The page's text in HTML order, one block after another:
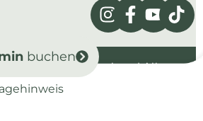
optimum – Oldenburg | Alle
|Impressum|
WIKI| Powered by
buchen